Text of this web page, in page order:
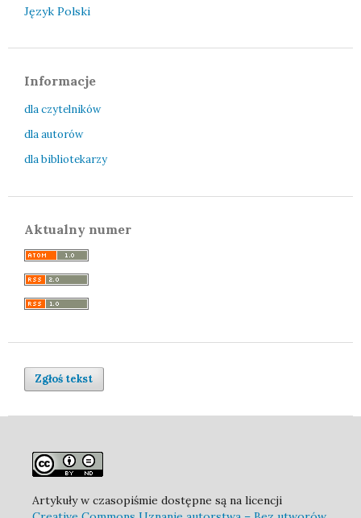
Język Polski
Informacje
dla czytelników
dla autorów
dla bibliotekarzy
Aktualny numer
Zgłoś tekst
Artykuły w czasopiśmie dostępne są na licencji